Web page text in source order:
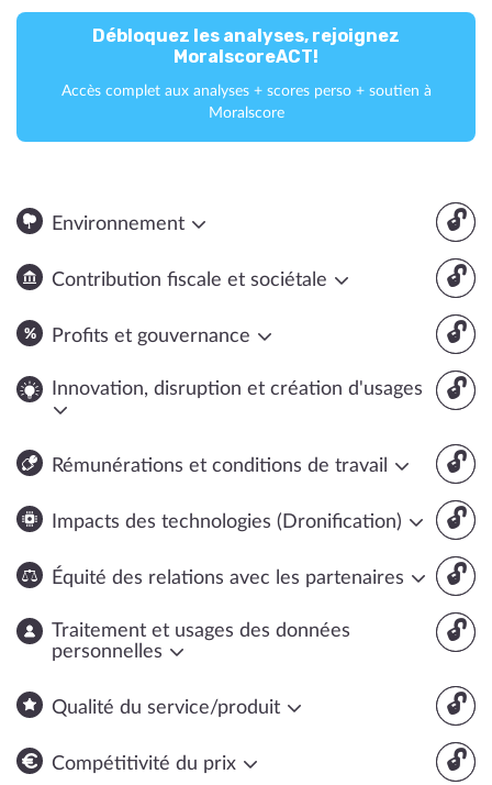
Débloquez les analyses, rejoignez
MoralscoreACT!
Accès complet aux analyses + scores perso + soutien à
Moralscore
🔓
Environnement
🔓
Contribution fiscale et sociétale
🔓
Profits et gouvernance
🔓
Innovation, disruption et création d'usages
🔓
Rémunérations et conditions de travail
🔓
Impacts des technologies (Dronification)
🔓
Équité des relations avec les partenaires
🔓
Traitement et usages des données
personnelles
🔓
Qualité du service/produit
🔓
Compétitivité du prix